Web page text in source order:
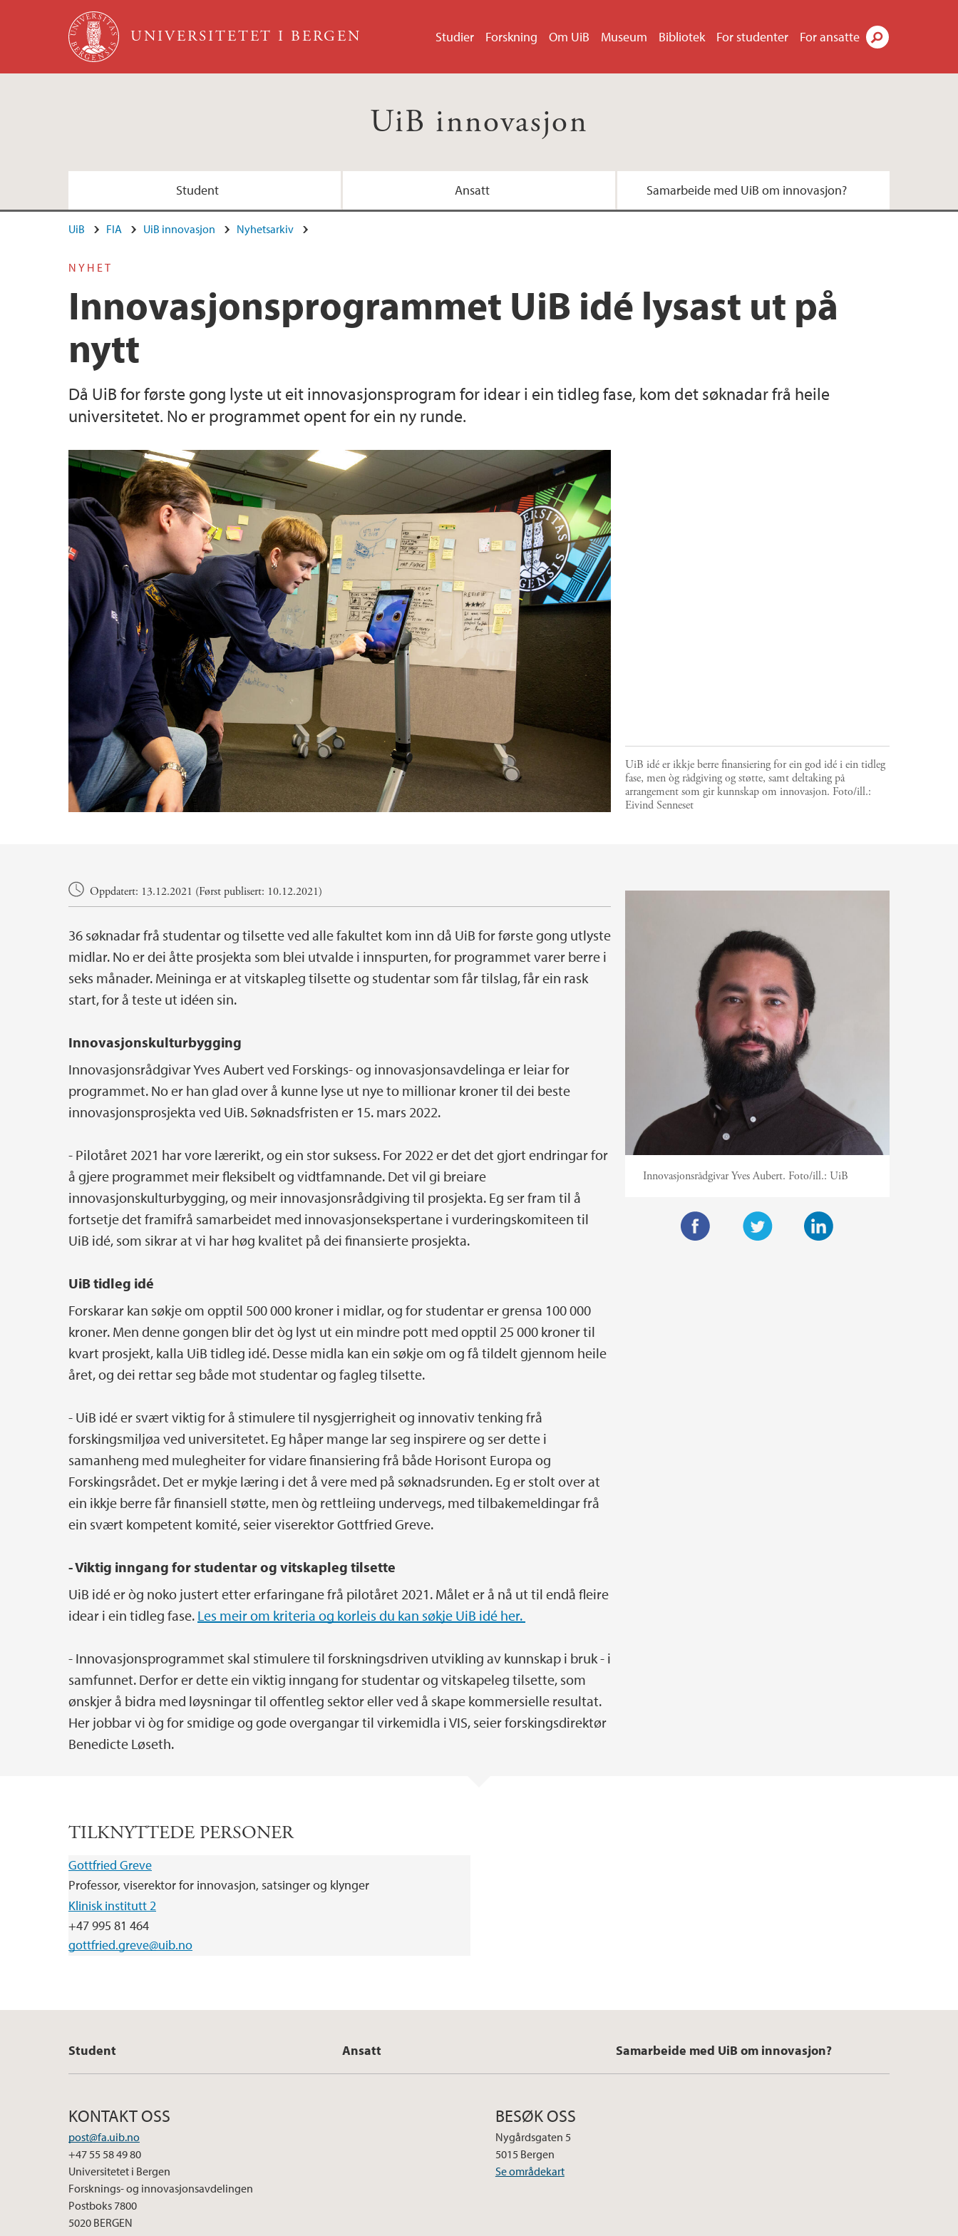
Hopp til hovedinnhold
UNIVERSITETET I BERGEN Studier Forskning Om UiB Museum Bibliotek For studenter For ansatte
UiB innovasjon
Student Ansatt Samarbeide med UiB om innovasjon?
UiB FIA UiB innovasjon Nyhetsarkiv
NYHET
Innovasjonsprogrammet UiB idé lysast ut på
nytt
Då UiB for første gong lyste ut eit innovasjonsprogram for idear i ein tidleg fase, kom det søknadar frå heile
universitetet. No er programmet opent for ein ny runde.
UiB idé er ikkje berre finansiering for ein god idé i ein tidleg
fase, men òg rådgiving og støtte, samt deltaking på
arrangement som gir kunnskap om innovasjon. Foto/ill.:
Eivind Senneset
HovedinnholdOppdatert: 13.12.2021 (Først publisert: 10.12.2021)
36 søknadar frå studentar og tilsette ved alle fakultet kom inn då UiB for første gong utlyste
midlar. No er dei åtte prosjekta som blei utvalde i innspurten, for programmet varer berre i
seks månader. Meininga er at vitskapleg tilsette og studentar som får tilslag, får ein rask
start, for å teste ut idéen sin.
Innovasjonskulturbygging
Innovasjonsrådgivar Yves Aubert ved Forskings- og innovasjonsavdelinga er leiar for
programmet. No er han glad over å kunne lyse ut nye to millionar kroner til dei beste
innovasjonsprosjekta ved UiB. Søknadsfristen er 15. mars 2022.
- Pilotåret 2021 har vore lærerikt, og ein stor suksess. For 2022 er det det gjort endringar for
å gjere programmet meir fleksibelt og vidtfamnande. Det vil gi breiare
innovasjonskulturbygging, og meir innovasjonsrådgiving til prosjekta. Eg ser fram til å
fortsetje det framifrå samarbeidet med innovasjonsekspertane i vurderingskomiteen til
UiB idé, som sikrar at vi har høg kvalitet på dei finansierte prosjekta.
UiB tidleg idé
Forskarar kan søkje om opptil 500 000 kroner i midlar, og for studentar er grensa 100 000
kroner. Men denne gongen blir det òg lyst ut ein mindre pott med opptil 25 000 kroner til
kvart prosjekt, kalla UiB tidleg idé. Desse midla kan ein søkje om og få tildelt gjennom heile
året, og dei rettar seg både mot studentar og fagleg tilsette.
- UiB idé er svært viktig for å stimulere til nysgjerrigheit og innovativ tenking frå
forskingsmiljøa ved universitetet. Eg håper mange lar seg inspirere og ser dette i
samanheng med mulegheiter for vidare finansiering frå både Horisont Europa og
Forskingsrådet. Det er mykje læring i det å vere med på søknadsrunden. Eg er stolt over at
ein ikkje berre får finansiell støtte, men òg rettleiing undervegs, med tilbakemeldingar frå
ein svært kompetent komité, seier viserektor Gottfried Greve.
- Viktig inngang for studentar og vitskapleg tilsette
UiB idé er òg noko justert etter erfaringane frå pilotåret 2021. Målet er å nå ut til endå fleire
idear i ein tidleg fase. Les meir om kriteria og korleis du kan søkje UiB idé her.
- Innovasjonsprogrammet skal stimulere til forskningsdriven utvikling av kunnskap i bruk - i
samfunnet. Derfor er dette ein viktig inngang for studentar og vitskapeleg tilsette, som
ønskjer å bidra med løysningar til offentleg sektor eller ved å skape kommersielle resultat.
Her jobbar vi òg for smidige og gode overgangar til virkemidla i VIS, seier forskingsdirektør
Benedicte Løseth.
Innovasjonsrådgivar Yves Aubert. Foto/ill.:UiB
TILKNYTTEDE PERSONER
Gottfried Greve
Professor, viserektor for innovasjon, satsinger og klynger
Klinisk institutt 2
+47 995 81 464
gottfried.greve@uib.no
Student Ansatt Samarbeide med UiB om innovasjon?
KONTAKT OSS
post@fa.uib.no
+47 55 58 49 80
Universitetet i Bergen
Forsknings- og innovasjonsavdelingen
Postboks 7800
5020 BERGEN
BESØK OSS
Nygårdsgaten 5
5015 Bergen
Se områdekart